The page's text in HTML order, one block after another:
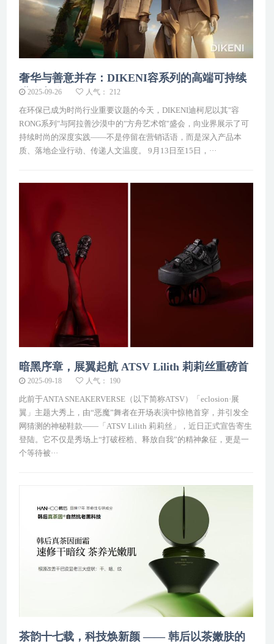
奢华与善意并存：DIKENI容系列的高端可持续
进阶之路
2025-09-26 人气： 212
在环保已成为时尚行业重要议题的今天，DIKENI迪柯尼以其"容
RONG系列"与阿拉善沙漠中的"方舟艺术馆"盛会，向业界展示了可
持续时尚的深度实践——不是停留在营销话语，而是深入产品本
质、落地企业行动、传递人文温度。 9月13日至15日，···
暗黑序章，展翼起航 ATSV Lilith 莉莉丝重磅首
发2025-09-18 人气： 190
此前于ANTA SNEAKERVERSE（以下简称ATSV）「eclosion·展
翼」主题大秀上，由“恶魔”舞者在开场表演中惊艳首穿，并引发全
网猜测的神秘鞋款——「ATSV Lilith 莉莉丝」，近日正式宣告寄生
登陆。它不仅是秀场上“打破桎梏、释放自我”的精神象征，更是一
个等待被···
茶韵十七载，科技焕新颜 —— 韩后以茶嫩肤的